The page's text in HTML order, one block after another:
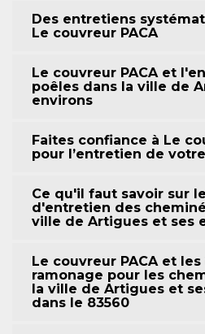
Des entretiens
Le couvreur PACA
Le couvreur PACA et
poêles dans la ville de
environs
Faites confiance à Le
pour l’entretien de
Ce qu'il faut savoir sur
d'entretien des
ville de Artigues et ses
Le couvreur PACA et
ramonage pour les
la ville de Artigues et
dans le 83560